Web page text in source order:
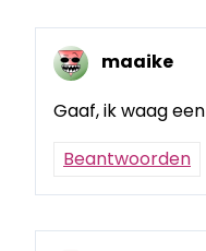
maaike
Gaaf, ik waag
Beantwoorden